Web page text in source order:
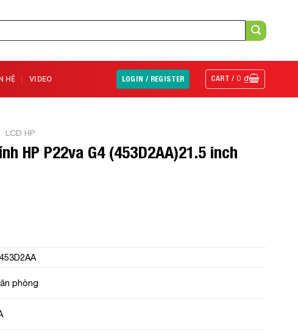
HỆ VIDEO LOGIN / REGISTER CART /0₫
LCD HP
HP P22va G4 (453D2AA)21.5 inch
453D2AA
phòng